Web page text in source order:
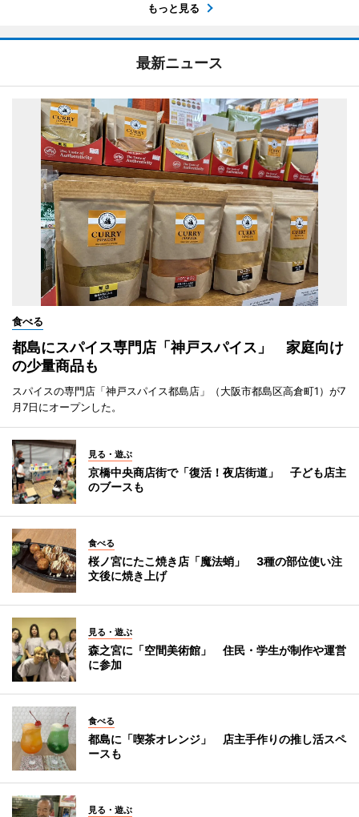
もっと見る
最新ニュース
食べる
都島にスパイス専門店「神戸スパイス」 家庭向け
の少量商品も
スパイスの専門店「神戸スパイス都島店」（大阪市都島区高倉町1）が7
月7日にオープンした。
見る・遊ぶ
京橋中央商店街で「復活！夜店街道」 子ども店主
のブースも
食べる
桜ノ宮にたこ焼き店「魔法蛸」 3種の部位使い注
文後に焼き上げ
見る・遊ぶ
森之宮に「空間美術館」 住民・学生が制作や運営
に参加
食べる
都島に「喫茶オレンジ」 店主手作りの推し活スペ
ースも
見る・遊ぶ